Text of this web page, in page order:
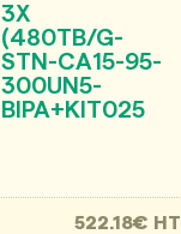
3X
(480TB/G-
STN-CA15-95-
300UN5-
BIPA+KIT025
522.18€ HT